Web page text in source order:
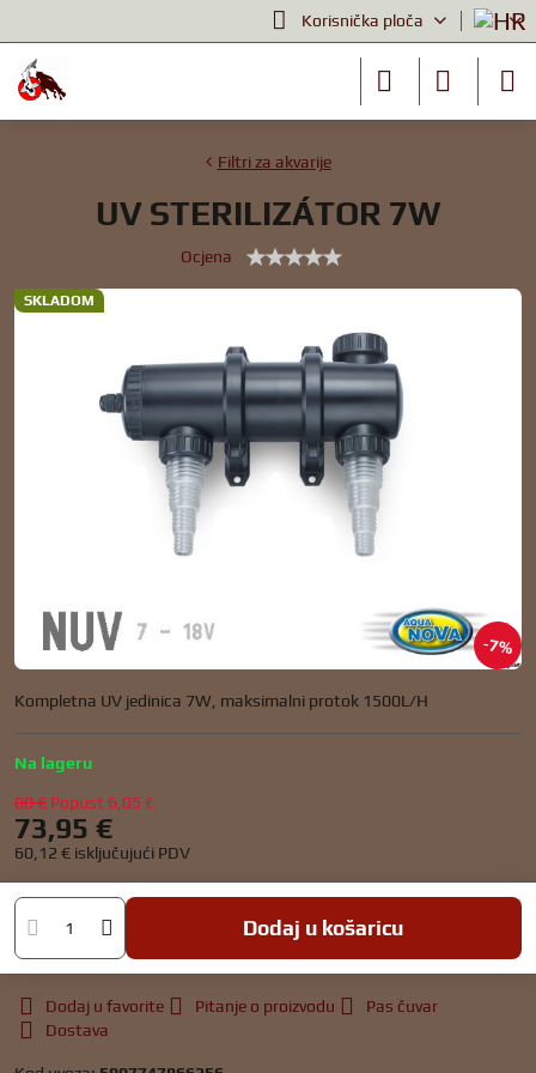
Korisnička ploča
SKLADOM
7%
Filtri za akvarije
UV STERILIZÁTOR 7W
Ocjena
Kompletna UV jedinica 7W, maksimalni protok 1500L/H
Na lageru
80 € Popust 6,05 €
73,95 €
60,12 € isključujući PDV
Dodaj u košaricu
Dodaj u favorite Pitanje o proizvodu
Pas čuvar
Dostava